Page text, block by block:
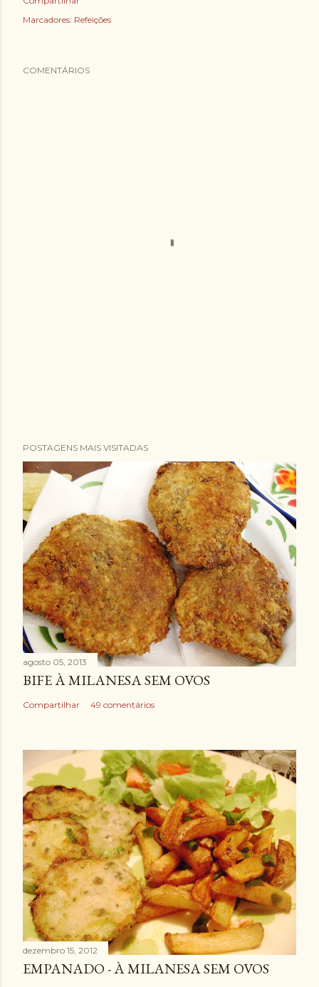
Marcadores: Refeições
COMENTÁRIOS
POSTAGENS MAIS VISITADAS
agosto 05, 2013
BIFE À MILANESA SEM OVOS
Compartilhar 49 comentários
dezembro 15, 2012
EMPANADO - À MILANESA SEM OVOS